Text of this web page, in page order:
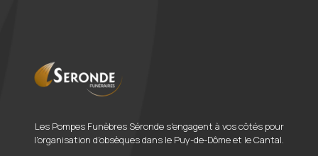
Les Pompes Funèbres Séronde s'engagent à vos côtés pour
l'organisation d'obsèques dans le Puy-de-Dôme et le Cantal.